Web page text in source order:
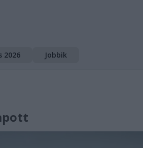
2026 Jobbik